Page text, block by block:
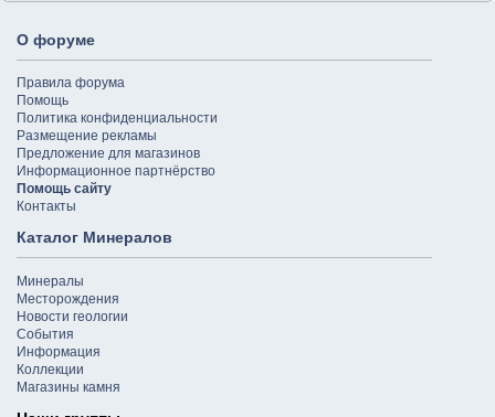
О форуме
Правила форума
Помощь
Политика конфиденциальности
Размещение рекламы
Предложение для магазинов
Информационное партнёрство
Помощь сайту
Контакты
Каталог Минералов
Минералы
Месторождения
Новости геологии
События
Информация
Коллекции
Магазины камня